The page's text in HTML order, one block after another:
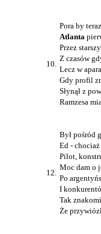
10.
Pora by
Atlanta
Przez
Z czasów
Lecz w
Gdy profil
Słynął z
Ramzesa
12.
Był pośród
Ed -
Pilot,
Moc dam o
Po
I
Tak
Że